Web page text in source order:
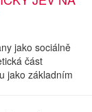
jako sociálně
část
jako základním